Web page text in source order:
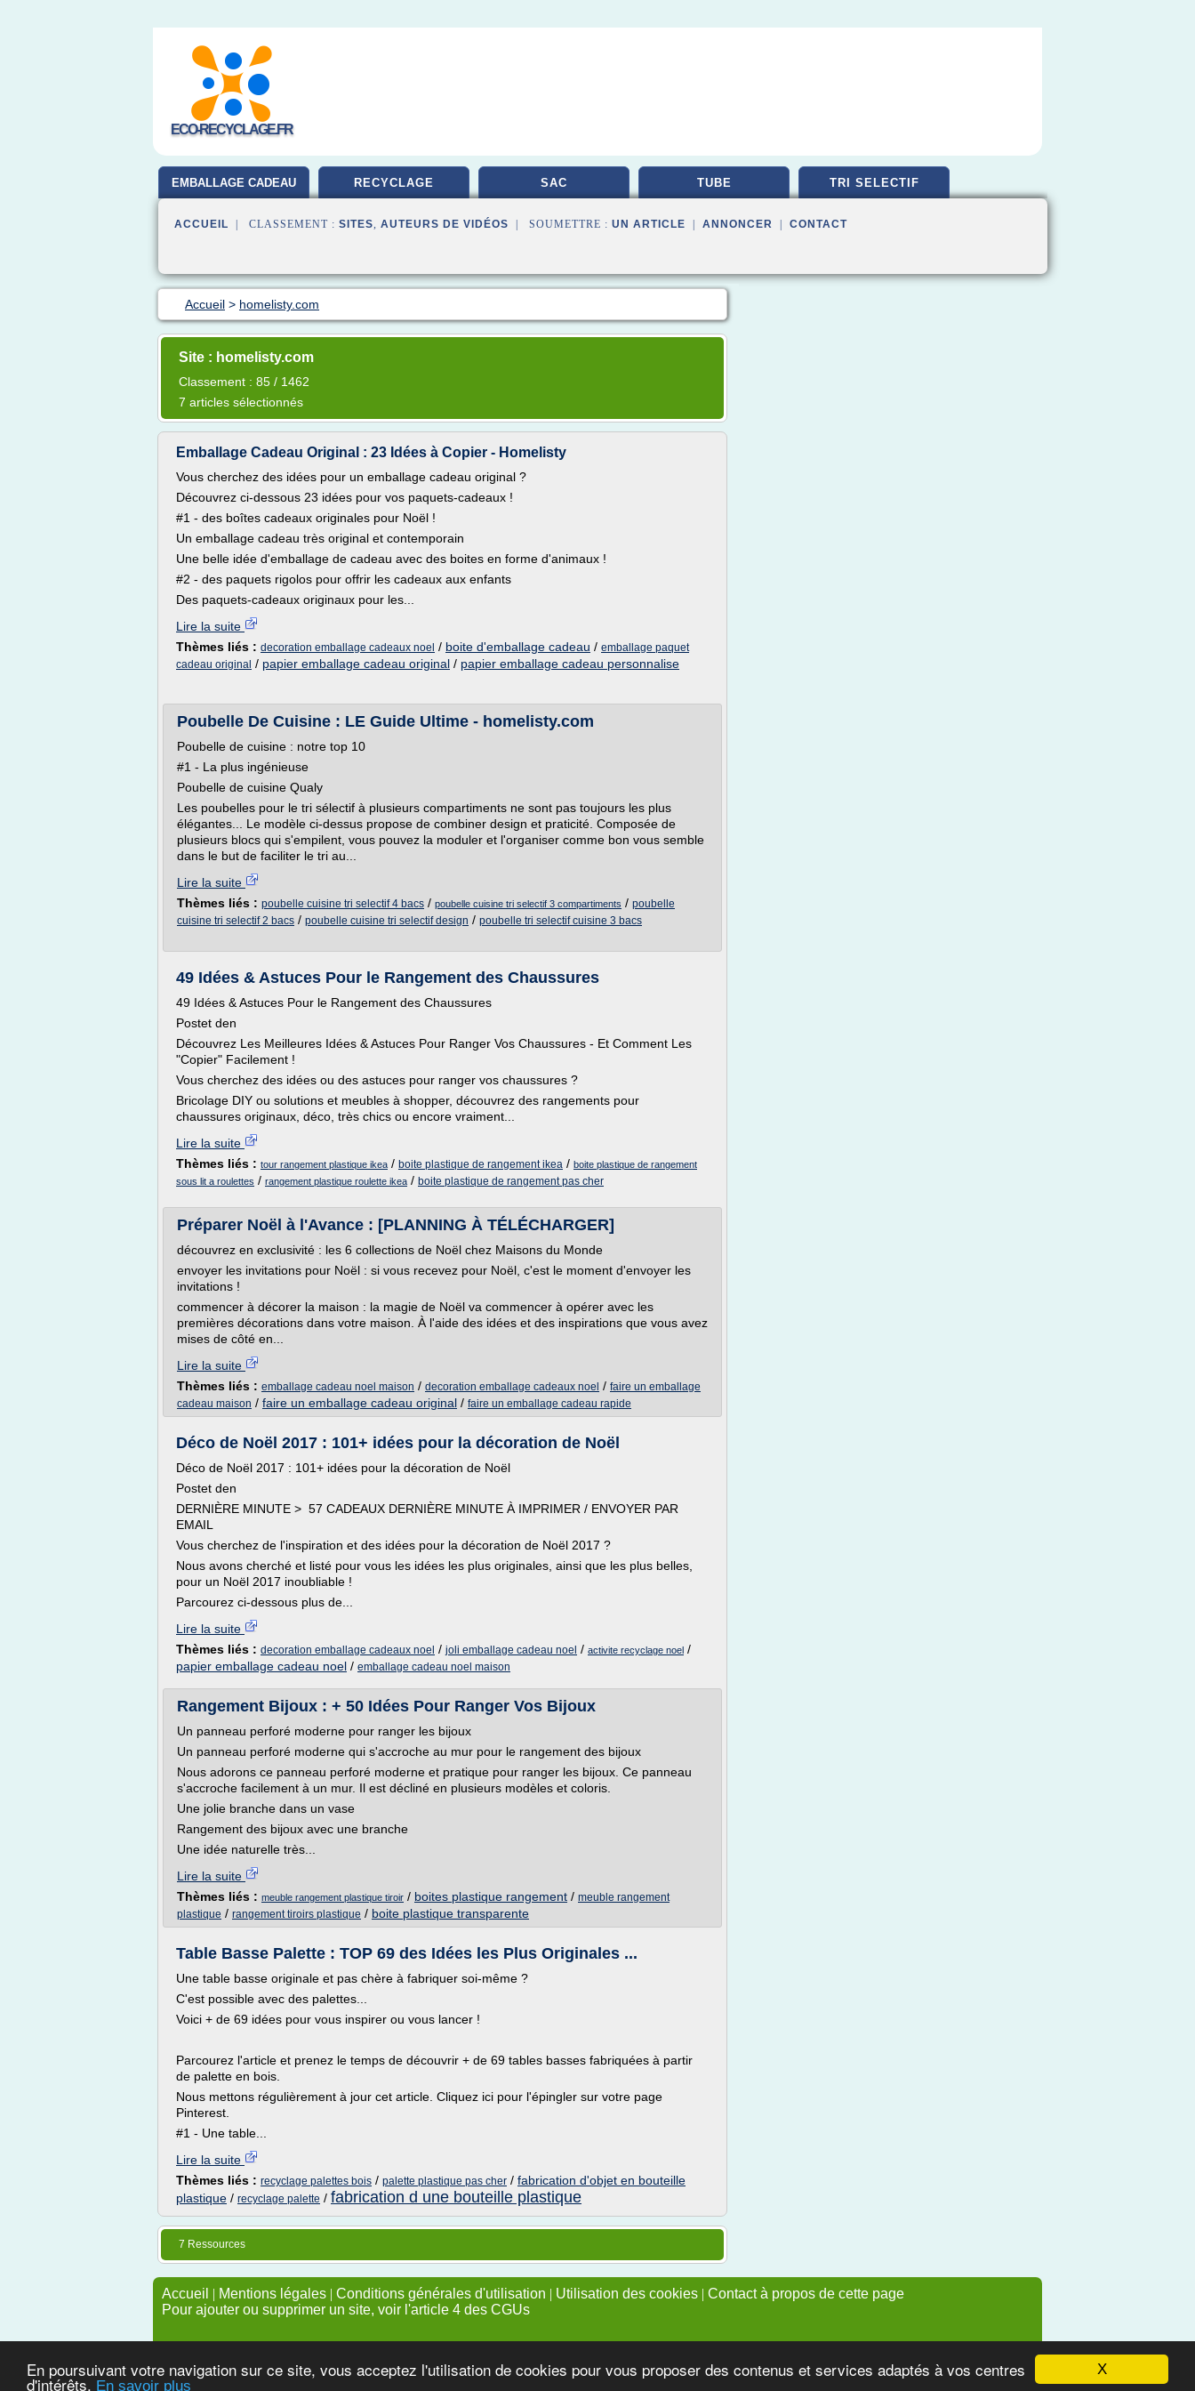
X
En poursuivant votre navigation sur ce site, vous acceptez l'utilisation de cookies pour vous proposer des contenus et services adaptés à vos centres
d'intérêts. En savoir plus
ECO-RECYCLAGE.FR
EMBALLAGE CADEAU RECYCLAGE SAC TUBE TRI SELECTIF
ACCUEIL | CLASSEMENT : SITES, AUTEURS DE VIDÉOS | SOUMETTRE : UN ARTICLE ANNONCER CONTACT
Accueil > homelisty.com
Site : homelisty.com
Classement : 85 / 1462
7 articles sélectionnés
Emballage Cadeau Original : 23 Idées à Copier - Homelisty
Vous cherchez des idées pour un emballage cadeau original ?
Découvrez ci-dessous 23 idées pour vos paquets-cadeaux !
#1 - des boîtes cadeaux originales pour Noël !
Un emballage cadeau très original et contemporain
Une belle idée d'emballage de cadeau avec des boites en forme d'animaux !
#2 - des paquets rigolos pour offrir les cadeaux aux enfants
Des paquets-cadeaux originaux pour les...
Lire la suite
Thèmes liés : decoration emballage cadeaux noel / boite d'emballage cadeau / emballage paquet
cadeau original / papier emballage cadeau original / papier emballage cadeau personnalise
Poubelle De Cuisine : LE Guide Ultime - homelisty.com
Poubelle de cuisine : notre top 10
#1 - La plus ingénieuse
Poubelle de cuisine Qualy
Les poubelles pour le tri sélectif à plusieurs compartiments ne sont pas toujours les plus
élégantes... Le modèle ci-dessus propose de combiner design et praticité. Composée de
plusieurs blocs qui s'empilent, vous pouvez la moduler et l'organiser comme bon vous semble
dans le but de faciliter le tri au...
Lire la suite
Thèmes liés : poubelle cuisine tri selectif 4 bacs / poubelle cuisine tri selectif 3 compartiments / poubelle
cuisine tri selectif 2 bacs / poubelle cuisine tri selectif design / poubelle tri selectif cuisine 3 bacs
49 Idées & Astuces Pour le Rangement des Chaussures
49 Idées & Astuces Pour le Rangement des Chaussures
Postet den
Découvrez Les Meilleures Idées & Astuces Pour Ranger Vos Chaussures - Et Comment Les
"Copier" Facilement !
Vous cherchez des idées ou des astuces pour ranger vos chaussures ?
Bricolage DIY ou solutions et meubles à shopper, découvrez des rangements pour
chaussures originaux, déco, très chics ou encore vraiment...
Lire la suite
Thèmes liés : tour rangement plastique ikea / boite plastique de rangement ikea / boite plastique de rangement
sous lit a roulettes / rangement plastique roulette ikea / boite plastique de rangement pas cher
Préparer Noël à l'Avance : [PLANNING À TÉLÉCHARGER]
découvrez en exclusivité : les 6 collections de Noël chez Maisons du Monde
envoyer les invitations pour Noël : si vous recevez pour Noël, c'est le moment d'envoyer les
invitations !
commencer à décorer la maison : la magie de Noël va commencer à opérer avec les
premières décorations dans votre maison. À l'aide des idées et des inspirations que vous avez
mises de côté en...
Lire la suite
Thèmes liés : emballage cadeau noel maison / decoration emballage cadeaux noel / faire un emballage
cadeau maison / faire un emballage cadeau original / faire un emballage cadeau rapide
Déco de Noël 2017 : 101+ idées pour la décoration de Noël
Déco de Noël 2017 : 101+ idées pour la décoration de Noël
Postet den
DERNIÈRE MINUTE > 57 CADEAUX DERNIÈRE MINUTE À IMPRIMER / ENVOYER PAR
EMAIL
Vous cherchez de l'inspiration et des idées pour la décoration de Noël 2017 ?
Nous avons cherché et listé pour vous les idées les plus originales, ainsi que les plus belles,
pour un Noël 2017 inoubliable !
Parcourez ci-dessous plus de...
Lire la suite
Thèmes liés : decoration emballage cadeaux noel / joli emballage cadeau noel / activite recyclage noel /
papier emballage cadeau noel / emballage cadeau noel maison
Rangement Bijoux : + 50 Idées Pour Ranger Vos Bijoux
Un panneau perforé moderne pour ranger les bijoux
Un panneau perforé moderne qui s'accroche au mur pour le rangement des bijoux
Nous adorons ce panneau perforé moderne et pratique pour ranger les bijoux. Ce panneau
s'accroche facilement à un mur. Il est décliné en plusieurs modèles et coloris.
Une jolie branche dans un vase
Rangement des bijoux avec une branche
Une idée naturelle très...
Lire la suite
Thèmes liés : meuble rangement plastique tiroir / boites plastique rangement / meuble rangement
plastique / rangement tiroirs plastique / boite plastique transparente
Table Basse Palette : TOP 69 des Idées les Plus Originales ...
Une table basse originale et pas chère à fabriquer soi-même ?
C'est possible avec des palettes...
Voici + de 69 idées pour vous inspirer ou vous lancer !
Parcourez l'article et prenez le temps de découvrir + de 69 tables basses fabriquées à partir
de palette en bois.
Nous mettons régulièrement à jour cet article. Cliquez ici pour l'épingler sur votre page
Pinterest.
#1 - Une table...
Lire la suite
Thèmes liés : recyclage palettes bois / palette plastique pas cher / fabrication d'objet en bouteille
plastique / recyclage palette / fabrication d une bouteille plastique
7 Ressources
Accueil | Mentions légales | Conditions générales d'utilisation | Utilisation des cookies | Contact à propos de cette page
Pour ajouter ou supprimer un site, voir l'article 4 des CGUs